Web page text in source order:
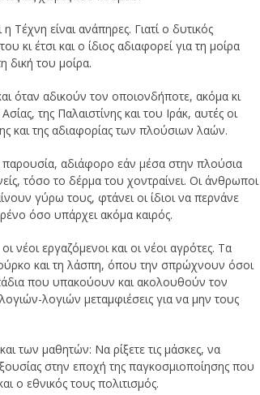
είναι ανάπηρες. Γιατί ο δυτικός
κι έτσι και ο ίδιος αδιαφορεί για τη μοίρα
δική του μοίρα.
όταν αδικούν τον οποιονδήποτε, ακόμα κι
της Παλαιστίνης και του Ιράκ, αυτές οι
και της αδιαφορίας των πλούσιων λαών.
παρουσία, αδιάφορο εάν μέσα στην πλούσια
τόσο το δέρμα του χοντραίνει. Οι άνθρωποι
γύρω τους, φτάνει οι ίδιοι να περνάνε
όσο υπάρχει ακόμα καιρός.
νέοι εργαζόμενοι και οι νέοι αγρότες. Τα
και τη λάσπη, όπου την σπρώχνουν όσοι
που υπακούουν και ακολουθούν τον
λογιών μεταμφιέσεις για να μην τους
των μαθητών: Να ρίξετε τις μάσκες, να
στην εποχή της παγκοσμιοποίησης που
ο εθνικός τους πολιτισμός.